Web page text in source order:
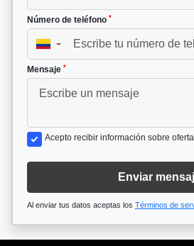
Número de teléfono *
▼
Mensaje *
Acepto recibir información sobre
Enviar
Al enviar tus datos aceptas los Términos de